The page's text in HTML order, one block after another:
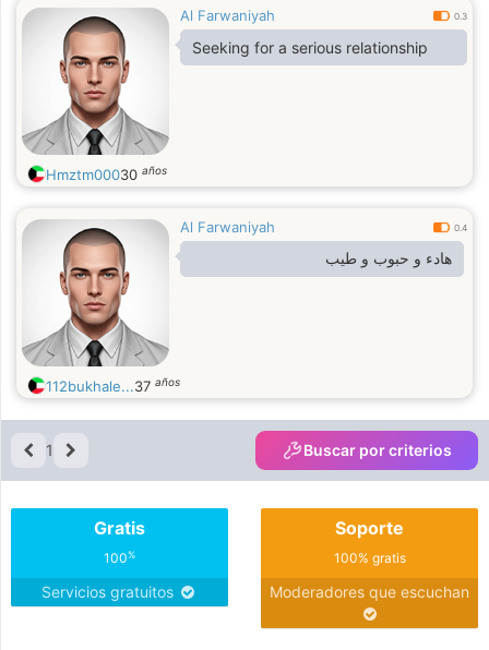
Al Farwaniyah 0.3
Seeking for a serious relationship
Hmztm00030 años
Al Farwaniyah 0.4
هادء و حبوب و طيب
112bukhale...37 años
1 Buscar por criterios
Gratis
100%
Servicios gratuitos
Soporte
100% gratis
Moderadores que escuchan